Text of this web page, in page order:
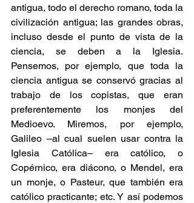
antigua, todo el derecho romano, toda la
civilización antigua; las grandes obras,
incluso desde el punto de vista de la
ciencia, se deben a la Iglesia.
Pensemos, por ejemplo, que toda la
ciencia antigua se conservó gracias al
trabajo de los copistas, que eran
preferentemente los monjes del
Medioevo. Miremos, por ejemplo,
Galileo –al cual suelen usar contra la
Iglesia Católica– era católico, o
Copérnico, era diácono, o Mendel, era
un monje, o Pasteur, que también era
católico practicante; etc. Y así podemos